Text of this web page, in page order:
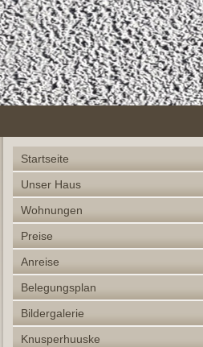
Startseite
Unser Haus
Wohnungen
Preise
Anreise
Belegungsplan
Bildergalerie
Knusperhuuske